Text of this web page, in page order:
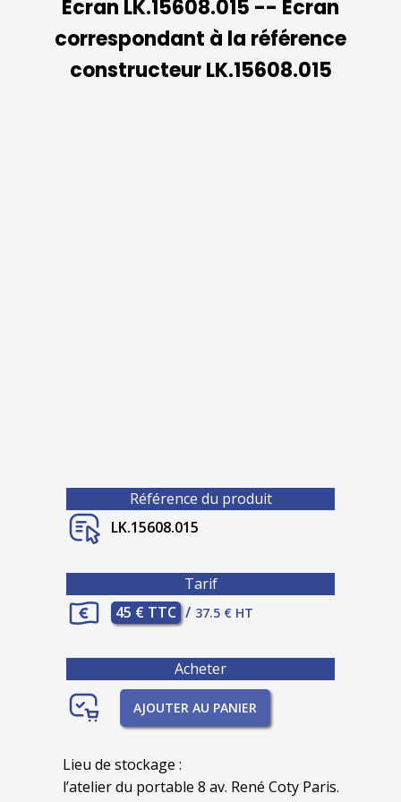
Ecran LK.15608.015 -- Ecran
correspondant à la référence
constructeur LK.15608.015
Référence du produit
LK.15608.015
Tarif
45 € TTC / 37.5 € HT
Acheter
AJOUTER AU PANIER
Lieu de stockage :
l’atelier du portable 8 av. René Coty Paris.